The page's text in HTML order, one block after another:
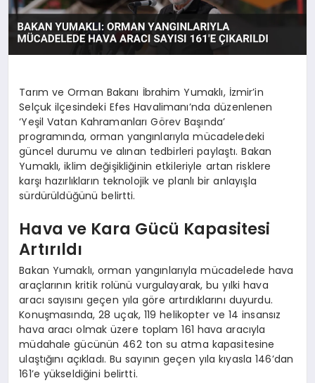
TEKNOLOJI
Tarım ve Orman Bakanı İbrahim Yumaklı, İzmir’in
Selçuk ilçesindeki Efes Havalimanı’nda düzenlenen
‘Yeşil Vatan Kahramanları Görev Başında’
programında, orman yangınlarıyla mücadeledeki
güncel durumu ve alınan tedbirleri paylaştı. Bakan
Yumaklı, iklim değişikliğinin etkileriyle artan risklere
karşı hazırlıkların teknolojik ve planlı bir anlayışla
sürdürüldüğünü belirtti.
Hava ve Kara Gücü Kapasitesi
Artırıldı
Bakan Yumaklı, orman yangınlarıyla mücadelede hava
araçlarının kritik rolünü vurgulayarak, bu yılki hava
aracı sayısını geçen yıla göre artırdıklarını duyurdu.
Konuşmasında, 28 uçak, 119 helikopter ve 14 insansız
hava aracı olmak üzere toplam 161 hava aracıyla
müdahale gücünün 462 ton su atma kapasitesine
ulaştığını açıkladı. Bu sayının geçen yıla kıyasla 146’dan
161’e yükseldiğini belirtti.